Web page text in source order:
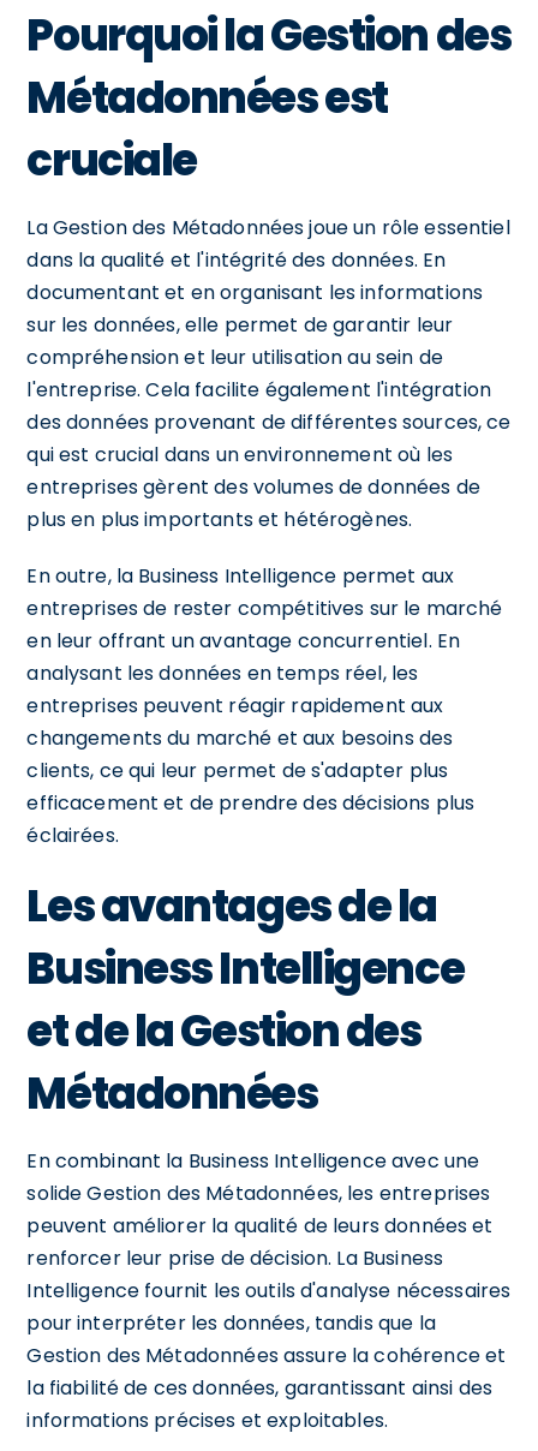
Pourquoi la Gestion des
Métadonnées est
cruciale
La Gestion des Métadonnées joue un rôle essentiel
dans la qualité et l'intégrité des données. En
documentant et en organisant les informations
sur les données, elle permet de garantir leur
compréhension et leur utilisation au sein de
l'entreprise. Cela facilite également l'intégration
des données provenant de différentes sources, ce
qui est crucial dans un environnement où les
entreprises gèrent des volumes de données de
plus en plus importants et hétérogènes.
En outre, la Business Intelligence permet aux
entreprises de rester compétitives sur le marché
en leur offrant un avantage concurrentiel. En
analysant les données en temps réel, les
entreprises peuvent réagir rapidement aux
changements du marché et aux besoins des
clients, ce qui leur permet de s'adapter plus
efficacement et de prendre des décisions plus
éclairées.
Les avantages de la
Business Intelligence
et de la Gestion des
Métadonnées
En combinant la Business Intelligence avec une
solide Gestion des Métadonnées, les entreprises
peuvent améliorer la qualité de leurs données et
renforcer leur prise de décision. La Business
Intelligence fournit les outils d'analyse nécessaires
pour interpréter les données, tandis que la
Gestion des Métadonnées assure la cohérence et
la fiabilité de ces données, garantissant ainsi des
informations précises et exploitables.